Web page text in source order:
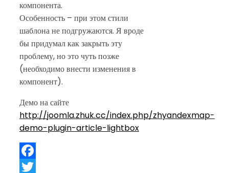
компонента.
Особенность – при этом стили
шаблона не подгружаются. Я вроде
бы придумал как закрыть эту
проблему, но это чуть позже
(необходимо внести изменения в
компонент).
Демо на сайте
http://joomla.zhuk.cc/index.php/zhyandexmap-
demo-plugin-article-lightbox
Facebook